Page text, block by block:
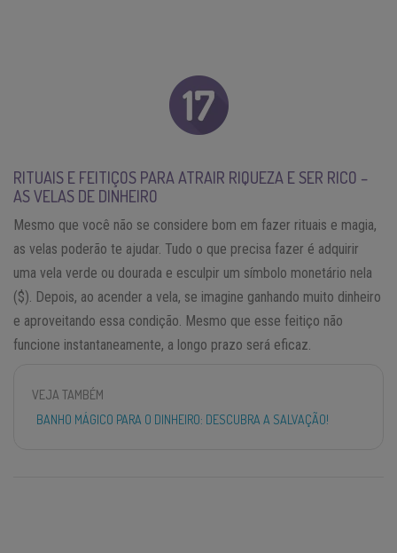
RITUAIS E FEITIÇOS PARA ATRAIR RIQUEZA E SER RICO –
AS VELAS DE DINHEIRO
Mesmo que você não se considere bom em fazer rituais e magia,
as velas poderão te ajudar. Tudo o que precisa fazer é adquirir
uma vela verde ou dourada e esculpir um símbolo monetário nela
($). Depois, ao acender a vela, se imagine ganhando muito dinheiro
e aproveitando essa condição. Mesmo que esse feitiço não
funcione instantaneamente, a longo prazo será eficaz.
VEJA TAMBÉM
BANHO MÁGICO PARA O DINHEIRO: DESCUBRA A SALVAÇÃO!